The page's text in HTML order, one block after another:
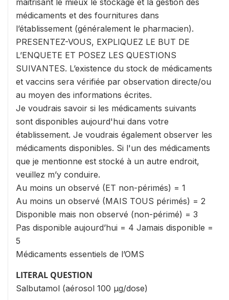
médicaments et des fournitures dans
l’établissement (généralement le pharmacien).
PRESENTEZ-VOUS, EXPLIQUEZ LE BUT DE
L’ENQUETE ET POSEZ LES QUESTIONS
SUIVANTES. L’existence du stock de médicaments
et vaccins sera vérifiée par observation directe/ou
au moyen des informations écrites.
Je voudrais savoir si les médicaments suivants
sont disponibles aujourd'hui dans votre
établissement. Je voudrais également observer les
médicaments disponibles. Si l'un des médicaments
que je mentionne est stocké à un autre endroit,
veuillez m’y conduire.
Au moins un observé (ET non-périmés) = 1
Au moins un observé (MAIS TOUS périmés) = 2
Disponible mais non observé (non-périmé) = 3
Pas disponible aujourd’hui = 4 Jamais disponible =
5
Médicaments essentiels de l’OMS
LITERAL QUESTION
Salbutamol (aérosol 100 μg/dose)